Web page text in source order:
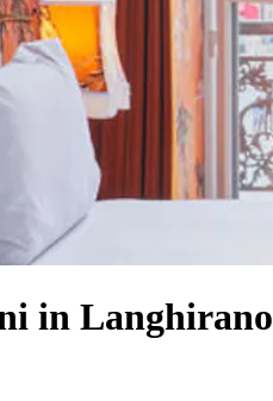
in Langhirano